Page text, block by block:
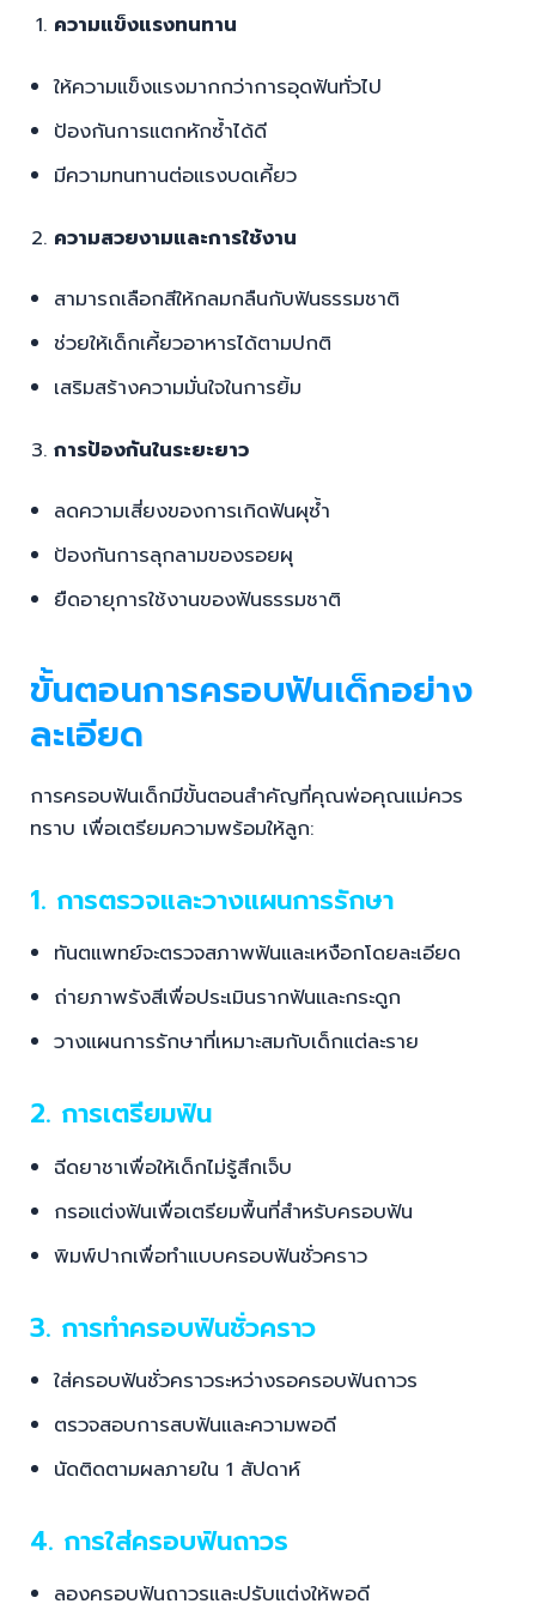
ความแข็งแรงทนทาน
ให้ความแข็งแรงมากกว่าการอุดฟันทั่วไป
ป้องกันการแตกหักซ้ำได้ดี
มีความทนทานต่อแรงบดเคี้ยว
ความสวยงามและการใช้งาน
สามารถเลือกสีให้กลมกลืนกับฟันธรรมชาติ
ช่วยให้เด็กเคี้ยวอาหารได้ตามปกติ
เสริมสร้างความมั่นใจในการยิ้ม
การป้องกันในระยะยาว
ลดความเสี่ยงของการเกิดฟันผุซ้ำ
ป้องกันการลุกลามของรอยผุ
ยืดอายุการใช้งานของฟันธรรมชาติ
ขั้นตอนการครอบฟันเด็กอย่าง
ละเอียด
การครอบฟันเด็กมีขั้นตอนสำคัญที่คุณพ่อคุณแม่ควร
ทราบ เพื่อเตรียมความพร้อมให้ลูก:
1. การตรวจและวางแผนการรักษา
ทันตแพทย์จะตรวจสภาพฟันและเหงือกโดยละเอียด
ถ่ายภาพรังสีเพื่อประเมินรากฟันและกระดูก
วางแผนการรักษาที่เหมาะสมกับเด็กแต่ละราย
2. การเตรียมฟัน
ฉีดยาชาเพื่อให้เด็กไม่รู้สึกเจ็บ
กรอแต่งฟันเพื่อเตรียมพื้นที่สำหรับครอบฟัน
พิมพ์ปากเพื่อทำแบบครอบฟันชั่วคราว
3. การทำครอบฟันชั่วคราว
ใส่ครอบฟันชั่วคราวระหว่างรอครอบฟันถาวร
ตรวจสอบการสบฟันและความพอดี
นัดติดตามผลภายใน 1 สัปดาห์
4. การใส่ครอบฟันถาวร
ลองครอบฟันถาวรและปรับแต่งให้พอดี